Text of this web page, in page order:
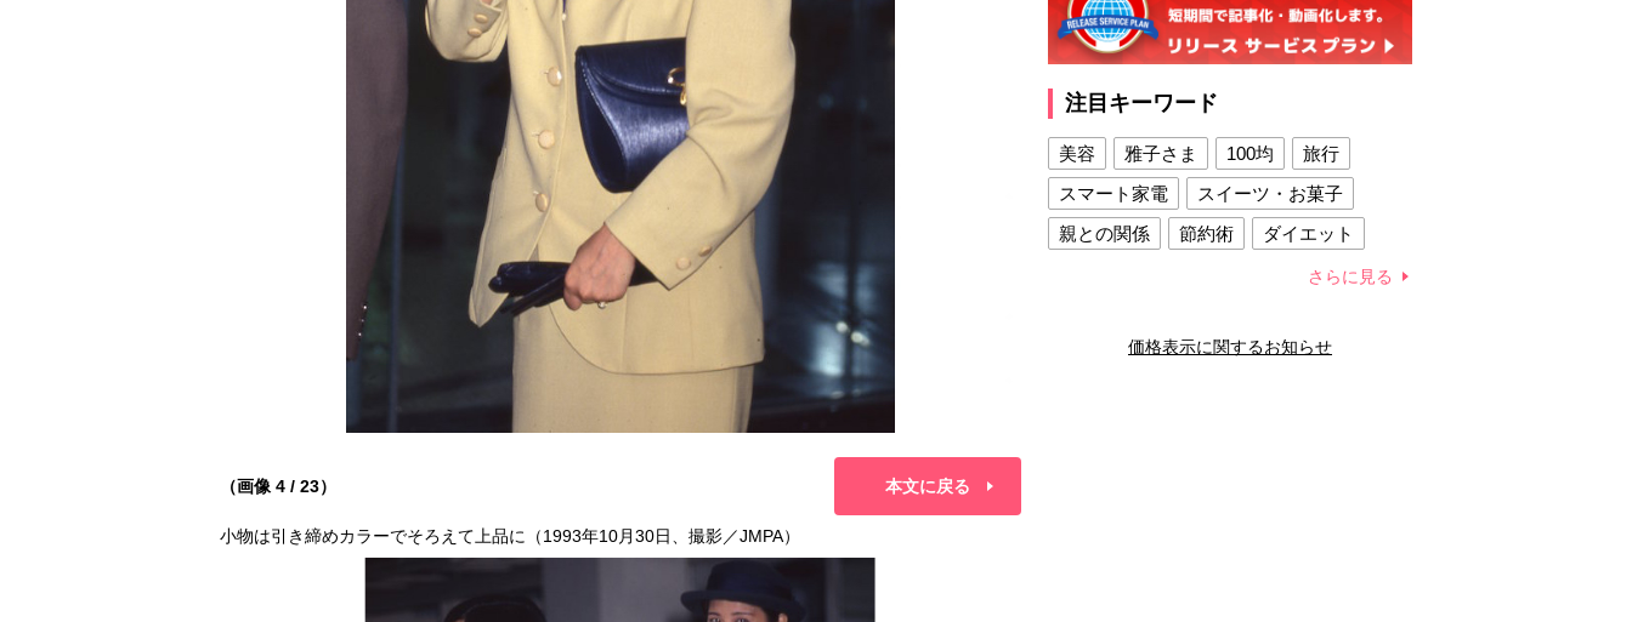
（画像 4 / 23） 本文に戻る
小物は引き締めカラーでそろえて上品に（1993年10月30日、撮影／JMPA）
注目キーワード
美容 雅子さま 100均
旅行
スマート家電
スイーツ・お菓子
親との関係
節約術
ダイエット
夫との関係
新津春子 どか食い
さらに見る
価格表示に関するお知らせ